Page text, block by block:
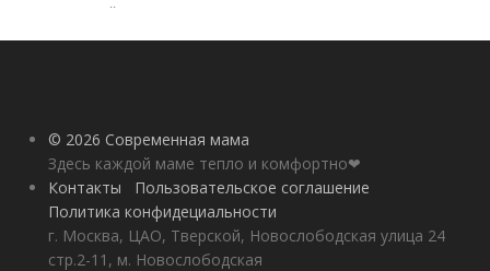
детей 4 лет
© 2026 Современная мама
Здесь каждой маме тепло и комфортно❤
Контакты
Пользовательское соглашение
Политика конфидециальности
г. Москва, ЦАО, Тверской, Новослободская улица 24
стр.2-11, м. Новослободская